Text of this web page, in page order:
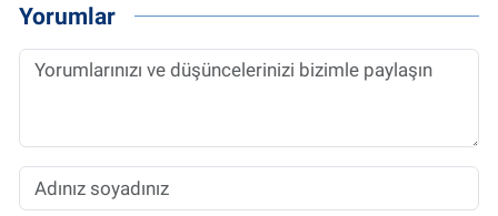
Yorumlar